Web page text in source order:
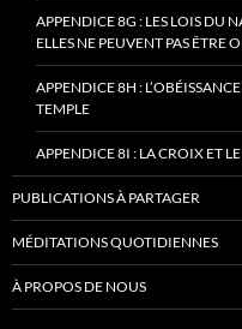
APPENDICE 8G : LES LOIS DU
ELLES NE PEUVENT PAS ÊTRE
APPENDICE 8H :
TEMPLE
APPENDICE 8I : LA CROIX ET
PUBLICATIONS À PARTAGER
MÉDITATIONS QUOTIDIENNES
À PROPOS DE NOUS